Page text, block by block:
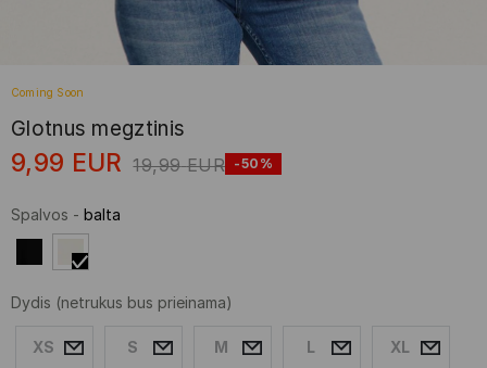
Coming Soon
Glotnus megztinis
9,99 EUR 19,99 EUR -50%
Spalvos - balta
Dydis (netrukus bus prieinama)
XS S M L XL